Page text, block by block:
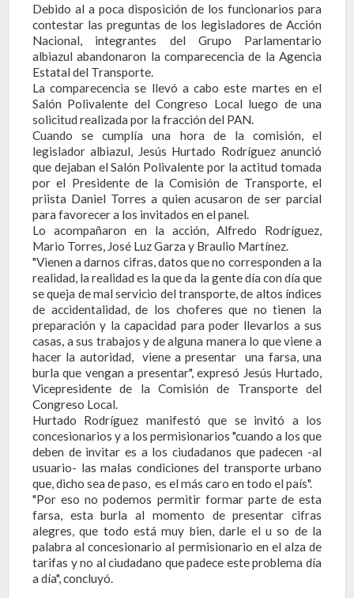
Debido al a poca disposición de los funcionarios para
contestar las preguntas de los legisladores de Acción
Nacional, integrantes del Grupo Parlamentario
albiazul abandonaron la comparecencia de la Agencia
Estatal del Transporte.
La comparecencia se llevó a cabo este martes en el
Salón Polivalente del Congreso Local luego de una
solicitud realizada por la fracción del PAN.
Cuando se cumplía una hora de la comisión, el
legislador albiazul, Jesús Hurtado Rodríguez anunció
que dejaban el Salón Polivalente por la actitud tomada
por el Presidente de la Comisión de Transporte, el
priista Daniel Torres a quien acusaron de ser parcial
para favorecer a los invitados en el panel.
Lo acompañaron en la acción, Alfredo Rodríguez,
Mario Torres, José Luz Garza y Braulio Martínez.
"Vienen a darnos cifras, datos que no corresponden a la
realidad, la realidad es la que da la gente día con día que
se queja de mal servicio del transporte, de altos índices
de accidentalidad, de los choferes que no tienen la
preparación y la capacidad para poder llevarlos a sus
casas, a sus trabajos y de alguna manera lo que viene a
hacer la autoridad, viene a presentar una farsa, una
burla que vengan a presentar", expresó Jesús Hurtado,
Vicepresidente de la Comisión de Transporte del
Congreso Local.
Hurtado Rodríguez manifestó que se invitó a los
concesionarios y a los permisionarios "cuando a los que
deben de invitar es a los ciudadanos que padecen -al
usuario- las malas condiciones del transporte urbano
que, dicho sea de paso, es el más caro en todo el país".
"Por eso no podemos permitir formar parte de esta
farsa, esta burla al momento de presentar cifras
alegres, que todo está muy bien, darle el u so de la
palabra al concesionario al permisionario en el alza de
tarifas y no al ciudadano que padece este problema día
a día", concluyó.